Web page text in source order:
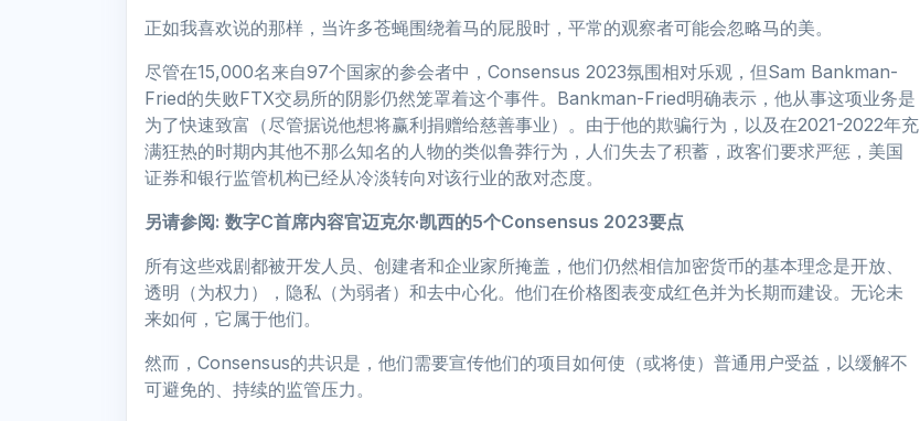
正如我喜欢说的那样，当许多苍蝇围绕着马的屁股时，平常的观察者可能会忽略马的美。
尽管在15,000名来自97个国家的参会者中，Consensus 2023氛围相对乐观，但Sam Bankman-
Fried的失败FTX交易所的阴影仍然笼罩着这个事件。Bankman-Fried明确表示，他从事这项业务是
为了快速致富（尽管据说他想将赢利捐赠给慈善事业）。由于他的欺骗行为，以及在2021-2022年充
满狂热的时期内其他不那么知名的人物的类似鲁莽行为，人们失去了积蓄，政客们要求严惩，美国
证券和银行监管机构已经从冷淡转向对该行业的敌对态度。
另请参阅: 数字C首席内容官迈克尔·凯西的5个Consensus 2023要点
所有这些戏剧都被开发人员、创建者和企业家所掩盖，他们仍然相信加密货币的基本理念是开放、
透明（为权力），隐私（为弱者）和去中心化。他们在价格图表变成红色并为长期而建设。无论未
来如何，它属于他们。
然而，Consensus的共识是，他们需要宣传他们的项目如何使（或将使）普通用户受益，以缓解不
可避免的、持续的监管压力。